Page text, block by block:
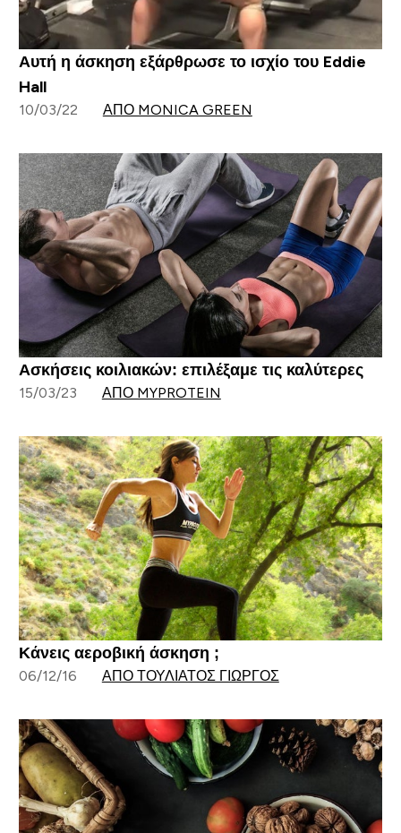
Αυτή η άσκηση εξάρθρωσε το ισχίο του Eddie
Hall
10/03/22 ΑΠΌ MONICA GREEN
Ασκήσεις κοιλιακών: επιλέξαμε τις καλύτερες
15/03/23 ΑΠΌ MYPROTEIN
Κάνεις αεροβική άσκηση ;
06/12/16 ΑΠΌ ΤΟΥΛΙΆΤΟΣ ΓΙΏΡΓΟΣ